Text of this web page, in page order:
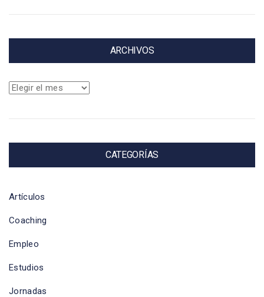
ARCHIVOS
Archivos
CATEGORÍAS
Artículos
Coaching
Empleo
Estudios
Jornadas